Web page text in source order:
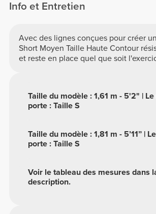
Info et Entretien
Avec des lignes conçues pour créer
Short Moyen Taille Haute Contour
et reste en place quel que soit
Voir le tableau des mesures dans
description.
Taille du modèle : 1,81 m - 5’11” |
porte : Taille S
Taille du modèle : 1,61 m - 5'2" |
porte : Taille S